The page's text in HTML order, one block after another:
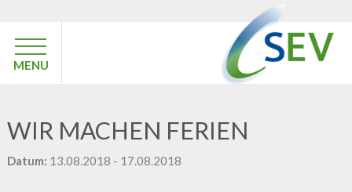
MENU
WIR MACHEN FERIEN
Datum: 13.08.2018 - 17.08.2018